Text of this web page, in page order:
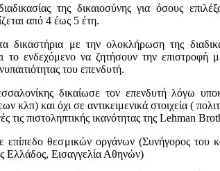
της δικαιοσύνης για όσους
από 4 έως 5 έτη.
δικαστήρια με την ολοκλήρωση της
το ενδεχόμενο να ζητήσουν την επιστροφή
του επενδυτή.
δικαίωσε τον επενδυτή λόγω
κλπ) και όχι σε αντικειμενικά στοιχεία (
τις πιστοληπτικής ικανότητας της Lehman
θεσμικών οργάνων (Συνήγορος του
Ελλάδος, Εισαγγελία Αθηνών)